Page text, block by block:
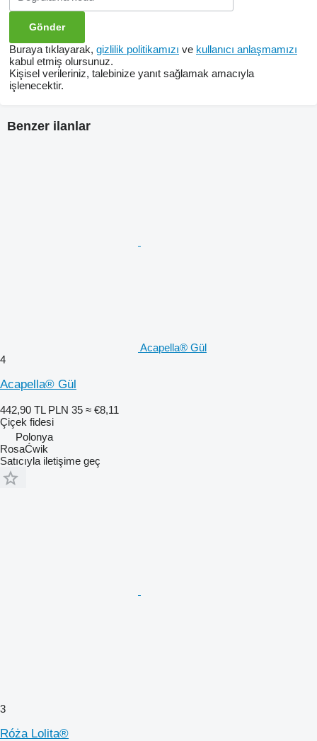
Buraya tıklayarak, gizlilik politikamızı ve kullanıcı anlaşmamızı
kabul etmiş olursunuz.
Kişisel verileriniz, talebinize yanıt sağlamak amacıyla
işlenecektir.
Benzer ilanlar
Acapella® Gül
4
Acapella® Gül
442,90 TL PLN 35 ≈ €8,11
Çiçek fidesi
Polonya
RosaĆwik
Satıcıyla iletişime geç
3
Róża Lolita®